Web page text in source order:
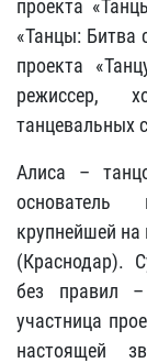
проекта
«Танцы: Битва
проекта
режиссер,
танцевальных
Алиса –
основатель
крупнейшей на
(Краснодар).
без правил
участница
настоящей